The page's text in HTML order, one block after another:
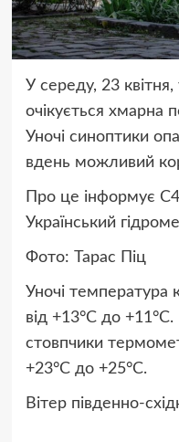
У середу, 23 квітня,
очікується хмарна
Уночі синоптики
вдень можливий
Про це інформує
Український
Фото: Тарас Піц
Уночі
від +13°C до
стовпчики
+23°C до +25°C.
Вітер південно-